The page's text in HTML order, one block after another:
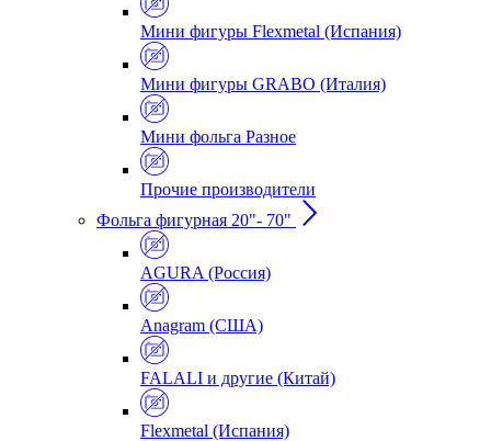
Мини фигуры Flexmetal (Испания)
Мини фигуры GRABO (Италия)
Мини фольга Разное
Прочие производители
Фольга фигурная 20"- 70"
AGURA (Россия)
Anagram (США)
FALALI и другие (Китай)
Flexmetal (Испания)